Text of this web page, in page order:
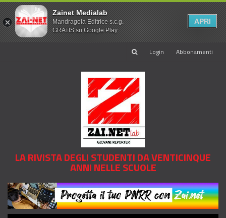
Login Abbonamenti
LA RIVISTA DEGLI STUDENTI DA VENTICINQUE
ANNI NELLE SCUOLE
Zainet Medialab
Mandragola Editrice s.c.g.
GRATIS su Google Play
APRI